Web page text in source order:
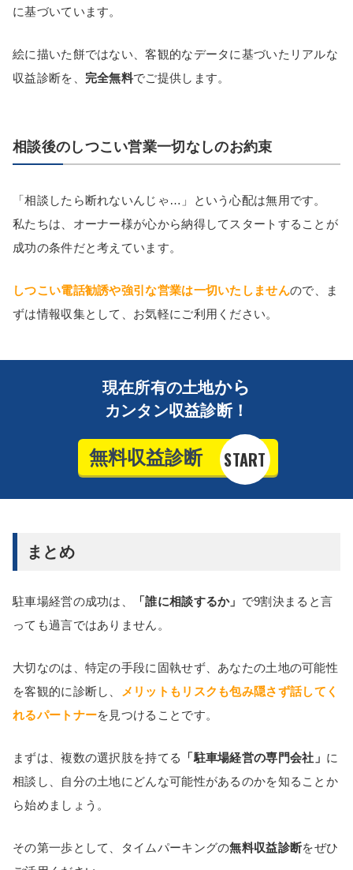
に基づいています。
絵に描いた餅ではない、客観的なデータに基づいたリアルな
収益診断を、 完全無料でご提供します。
相談後のしつこい営業一切なしのお約束
「相談したら断れないんじゃ…」という心配は無用です。
私たちは、オーナー様が心から納得してスタートすることが
成功の条件だと考えています。
しつこい電話勧誘や強引な営業は一切いたしませんので、ま
ずは情報収集として、お気軽にご利用ください。
現在所有の土地から
カンタン収益診断！
まとめ
駐車場経営の成功は、 「誰に相談するか」 で9割決まると言
っても過言ではありません。
大切なのは、特定の手段に固執せず、あなたの土地の可能性
を客観的に診断し、 メリットもリスクも包み隠さず話してく
れるパートナーを見つけることです。
まずは、複数の選択肢を持てる 「駐車場経営の専門会社」 に
相談し、自分の土地にどんな可能性があるのかを知ることか
ら始めましょう。
その第一歩として、タイムパーキングの無料収益診断をぜひ